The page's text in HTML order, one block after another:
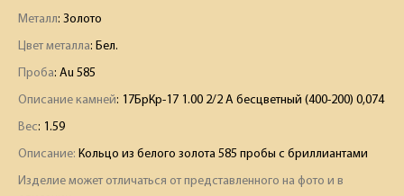
Металл: Золото
Цвет металла: Бел.
Проба: Au 585
Описание камней: 17БрКр-17 1.00 2/2 А бесцветный (400-200) 0,074
Вес: 1.59
Описание: Кольцо из белого золота 585 пробы с бриллиантами
Изделие может отличаться от представленного на фото и в